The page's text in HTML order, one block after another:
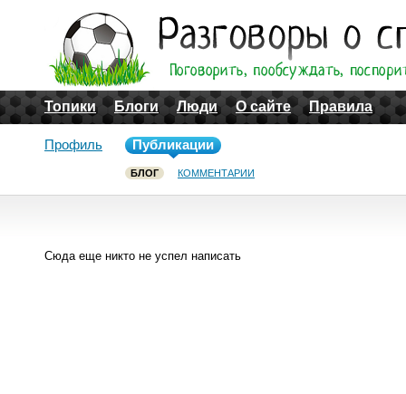
Топики Блоги Люди О сайте Правила
Профиль Публикации
БЛОГ КОММЕНТАРИИ
Сюда еще никто не успел написать